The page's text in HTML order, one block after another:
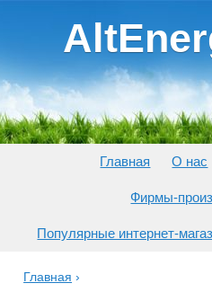
Главная О нас
Фирмы-
Популярные интернет-
Главная ›